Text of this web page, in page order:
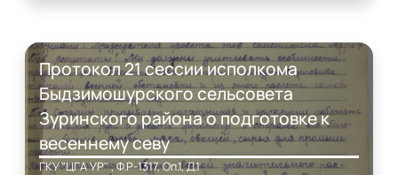
Протокол 21 сессии исполкома
Быдзимошурского сельсовета
Зуринского района о подготовке к
весеннему севу
ГКУ "ЦГА УР" , Ф.Р-1317, Оп.1, Д.1